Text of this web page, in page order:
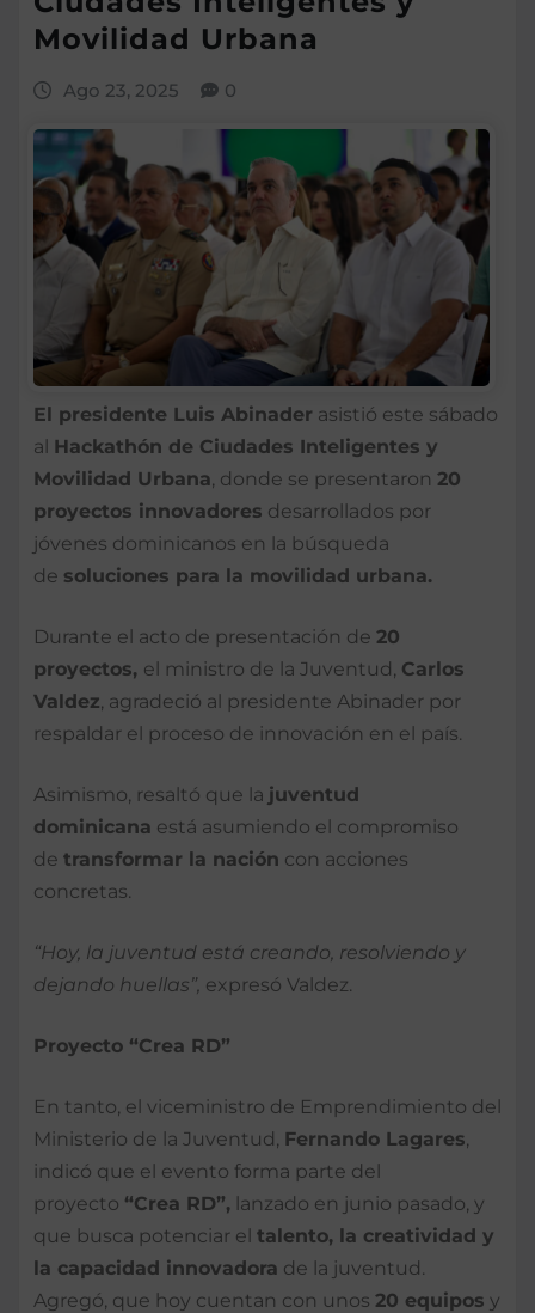
Movilidad Urbana
Ago 23, 2025 0
El presidente Luis Abinader asistió este sábado
al Hackathón de Ciudades Inteligentes y
Movilidad Urbana , donde se presentaron 20
proyectos innovadores desarrollados por
jóvenes dominicanos en la búsqueda
de soluciones para la movilidad urbana.
Durante el acto de presentación de 20
proyectos, el ministro de la Juventud, Carlos
Valdez , agradeció al presidente Abinader por
respaldar el proceso de innovación en el país.
Asimismo, resaltó que la juventud
dominicana está asumiendo el compromiso
de transformar la nación con acciones
concretas.
“Hoy, la juventud está creando, resolviendo y
dejando huellas”, expresó Valdez.
Proyecto “Crea RD”
En tanto, el viceministro de Emprendimiento del
Ministerio de la Juventud, Fernando Lagares
indicó que el evento forma parte del
proyecto “Crea RD”, lanzado en junio pasado, y
que busca potenciar el talento, la creatividad y
la capacidad innovadora de la juventud.
Agregó, que hoy cuentan con unos 20 equipos y